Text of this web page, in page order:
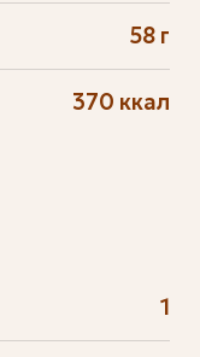
58 г
370 ккал
1